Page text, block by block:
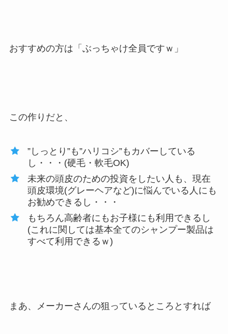
おすすめの方は「ぶっちゃけ全員ですｗ」
この作りだと、
”しっとり”も”ハリコシ”もカバーしている
し・・・(硬毛・軟毛OK)
未来の頭皮のための投資をしたい人も、現在
頭皮環境(グレーヘアなど)に悩んでいる人にも
お勧めできるし・・・
もちろん高齢者にもお子様にも利用できるし
(これに関しては基本全てのシャンプー製品は
すべて利用できるｗ)
まあ、メーカーさんの狙っているところとすれば